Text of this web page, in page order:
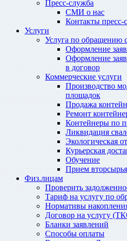
Пресс-служба
СМИ о нас
Контакты
Услуги
Услуга по обращению
Оформление
Оформление
в договор
Коммерческие услуги
Производство
площадок
Продажа
Ремонт
Контейнеры по
Ликвидация
Экологическая
Курьерская
Обучение
Прием
Физ.лицам
Проверить
Тариф на услугу по
Нормативы
Договор на услугу
Бланки заявлений
Способы оплаты